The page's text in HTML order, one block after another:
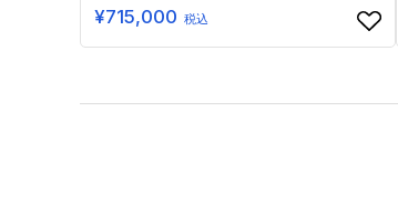
¥715,000 税込